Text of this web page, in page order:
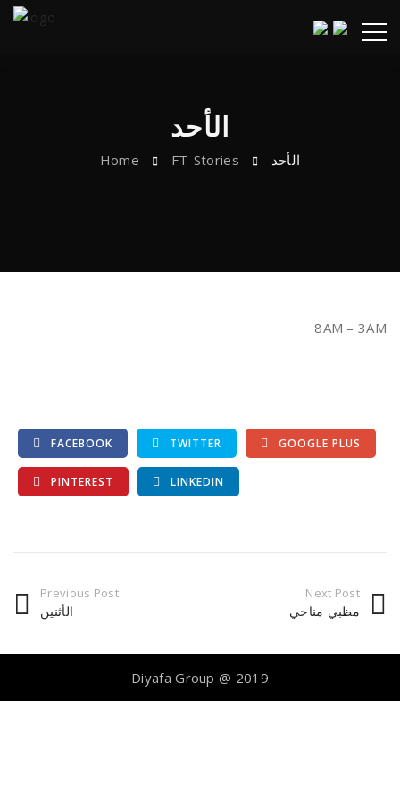
الأحد
Home FT-Stories الأحد
8AM – 3AM
FACEBOOK TWITTER GOOGLE PLUS
PINTEREST LINKEDIN
Previous Post
الأثنين
Next Post
مظبي مناحي
Diyafa Group @ 2019